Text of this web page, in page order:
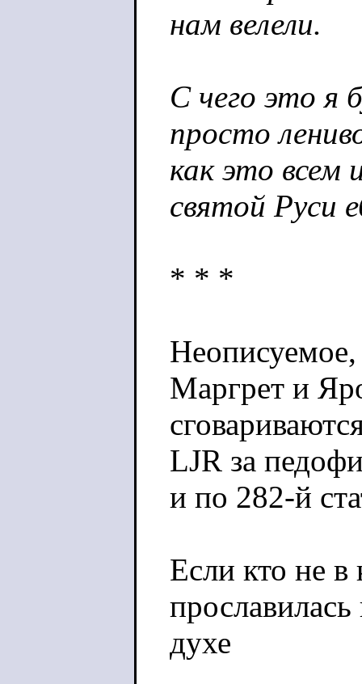
нам велели.
С чего это я
просто
как это всем
святой Руси
* * *
Маргрет и
LJR за
и по 282-й
Если кто не в
духе